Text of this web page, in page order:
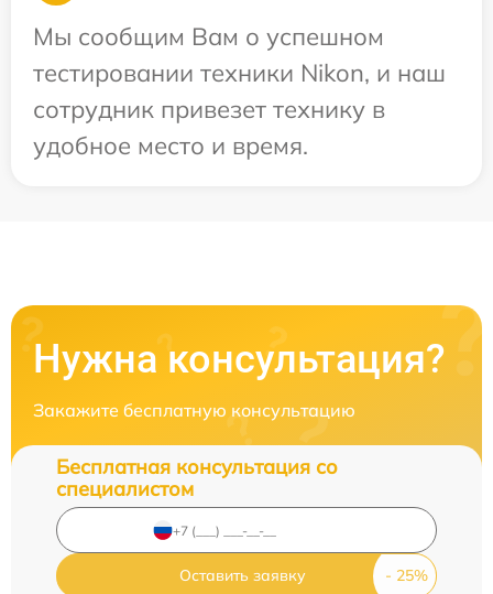
Мы сообщим Вам о успешном
тестировании техники Nikon, и наш
сотрудник привезет технику в
удобное место и время.
Нужна консультация?
Закажите бесплатную консультацию
Бесплатная консультация со
специалистом
Оставить заявку